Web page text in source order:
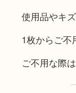
使用品やキ
1枚からご不
ご不用な際